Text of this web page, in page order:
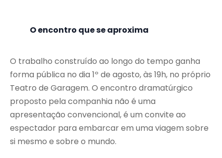
O encontro que se aproxima
O trabalho construído ao longo do tempo ganha
forma pública no dia 1º de agosto, às 19h, no próprio
Teatro de Garagem. O encontro dramatúrgico
proposto pela companhia não é uma
apresentação convencional, é um convite ao
espectador para embarcar em uma viagem sobre
si mesmo e sobre o mundo.